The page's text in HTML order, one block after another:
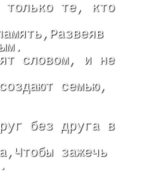
только те, кто
словом, и не
семью,
без друга в
зажечь